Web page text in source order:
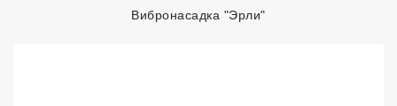
Вибронасадка "Эрли"